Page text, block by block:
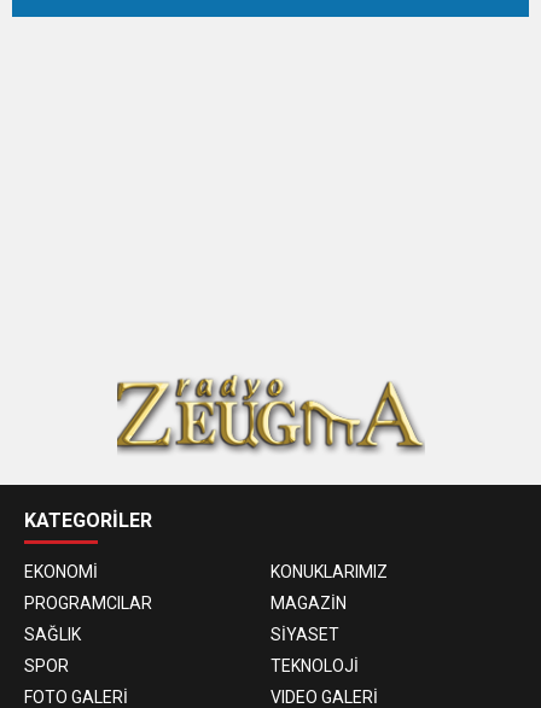
KATEGORİLER
EKONOMİ
KONUKLARIMIZ
PROGRAMCILAR
MAGAZİN
SAĞLIK
SİYASET
SPOR
TEKNOLOJİ
FOTO GALERİ
VIDEO GALERİ